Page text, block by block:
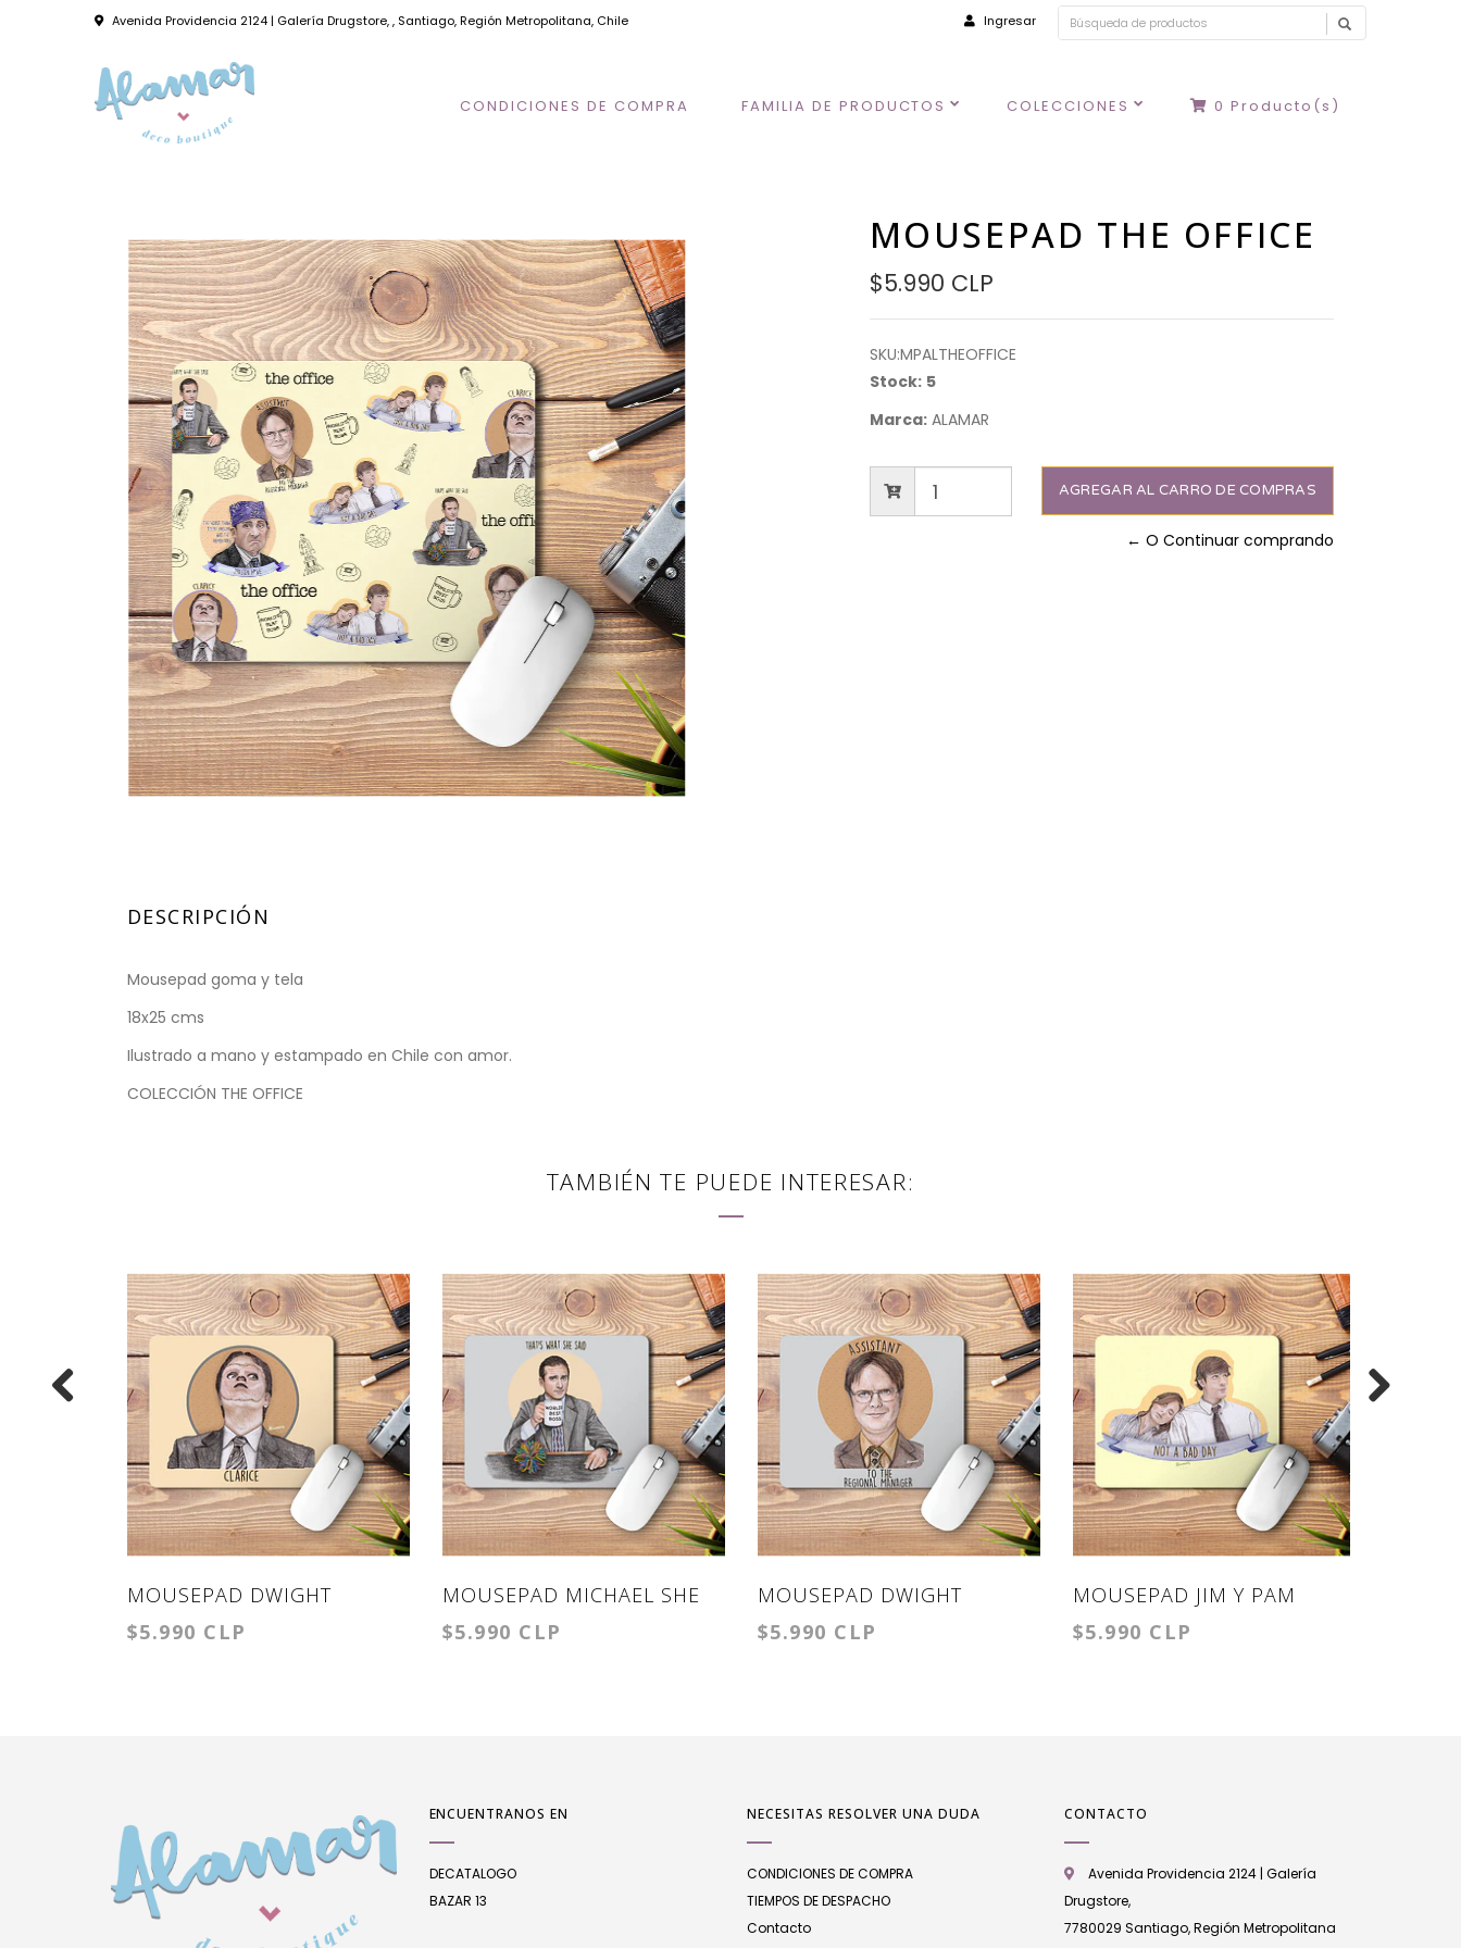
Avenida Providencia 2124 | Galería Drugstore, , Santiago, Región Metropolitana, Chile Ingresar
CONDICIONES DE COMPRA FAMILIA DE PRODUCTOS COLECCIONES 0 Producto(s)
DESCRIPCIÓN
Mousepad goma y tela
18x25 cms
Ilustrado a mano y estampado en Chile con amor.
COLECCIÓN THE OFFICE
MOUSEPAD THE OFFICE
$5.990 CLP
SKU:MPALTHEOFFICE
Stock: 5
Marca:ALAMAR
← O Continuar comprando
TAMBIÉN TE PUEDE INTERESAR:
MOUSEPAD DWIGHT
CLARICE
$5.990 CLP
MOUSEPAD MICHAEL SHE
SAID
$5.990 CLP
MOUSEPAD DWIGHT
ASSISTANT
$5.990 CLP
MOUSEPAD JIM Y PAM
$5.990 CLP
ENCUENTRANOS EN
DECATALOGO
BAZAR 13
NECESITAS RESOLVER UNA DUDA
CONDICIONES DE COMPRA
TIEMPOS DE DESPACHO
Contacto
CONTACTO
Avenida Providencia 2124 | Galería
Drugstore,
7780029 Santiago, Región Metropolitana